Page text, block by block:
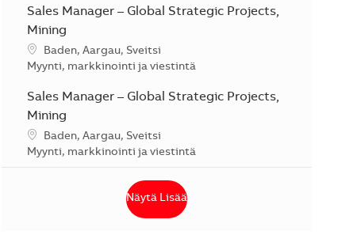
Sales Manager – Global Strategic Projects,
Mining
SijaintiBaden, Aargau, Sveitsi
Kategoria
Myynti, markkinointi ja viestintä
Sales Manager – Global Strategic Projects,
Mining
SijaintiBaden, Aargau, Sveitsi
Kategoria
Myynti, markkinointi ja viestintä
Näytä Lisää